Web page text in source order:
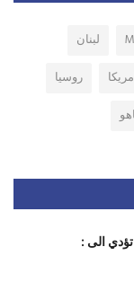
لبنان
روسيا
تؤدي الى :